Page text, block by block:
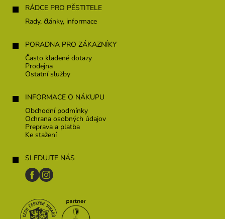
RÁDCE PRO PĚSTITELE
Rady, články, informace
PORADNA PRO ZÁKAZNÍKY
Často kladené dotazy
Prodejna
Ostatní služby
INFORMACE O NÁKUPU
Obchodní podmínky
Ochrana osobných údajov
Preprava a platba
Ke stažení
SLEDUJTE NÁS